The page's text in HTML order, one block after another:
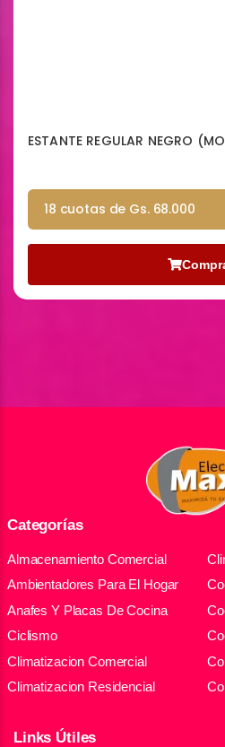
ESTANTE REGULAR NEGRO
18 cuotas de Gs. 68.000
Categorías
Almacenamiento Comercial
Ambientadores Para El Hogar
Anafes Y Placas De Cocina
Ciclismo
Climatizacion Comercial
Climatizacion Residencial
Links Útiles